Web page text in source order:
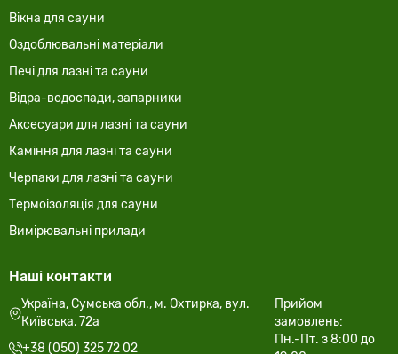
Вікна для сауни
Оздоблювальні матеріали
Печі для лазні та сауни
Відра-водоспади, запарники
Аксесуари для лазні та сауни
Каміння для лазні та сауни
Черпаки для лазні та сауни
Термоізоляція для сауни
Вимірювальні прилади
Наші контакти
Україна, Сумська обл., м. Охтирка, вул.
Київська, 72а
+38 (050) 325 72 02
Прийом
замовлень:
Пн.-Пт. з 8:00 до